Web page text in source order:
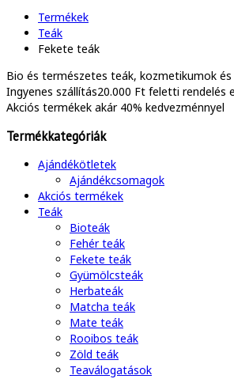
Termékek
Teák
Fekete teák
Bio és természetes teák, kozmetikumok
Ingyenes szállítás20.000 Ft feletti rendelés
Akciós termékek akár 40% kedvezménnyel
Termékkategóriák
Ajándékötletek
Ajándékcsomagok
Akciós termékek
Teák
Bioteák
Fehér teák
Fekete teák
Gyümölcsteák
Herbateák
Matcha teák
Mate teák
Rooibos teák
Zöld teák
Teaválogatások